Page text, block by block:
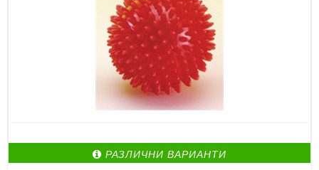
РАЗЛИЧНИ ВАРИАНТИ